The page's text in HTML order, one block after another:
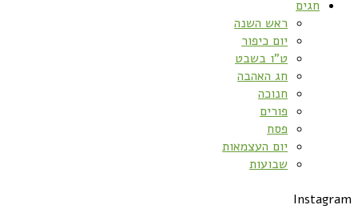
חגים
ראש השנה
יום כיפור
ט”ו בשבט
חג האהבה
חנוכה
פורים
פסח
יום העצמאות
שבועות
Instagram